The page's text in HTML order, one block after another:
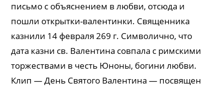
письмо с объяснением в любви, отсюда и
пошли открытки-валентинки. Священника
казнили 14 февраля 269 г. Символично, что
дата казни св. Валентина совпала с римскими
торжествами в честь Юноны, богини любви.
Клип — День Святого Валентина — посвящен